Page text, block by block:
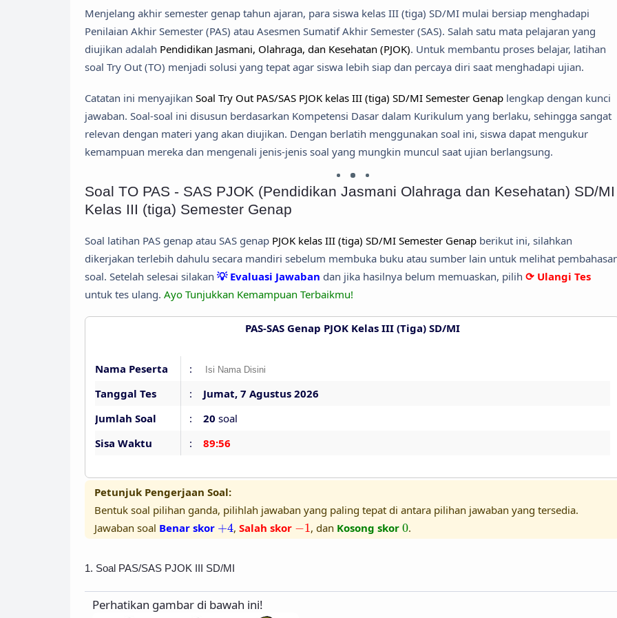
Menjelang akhir semester genap tahun ajaran, para siswa kelas III (tiga) SD/MI mulai bersiap menghadapi
Penilaian Akhir Semester (PAS) atau Asesmen Sumatif Akhir Semester (SAS). Salah satu mata pelajaran yang
diujikan adalah Pendidikan Jasmani, Olahraga, dan Kesehatan (PJOK). Untuk membantu proses belajar, latihan
soal Try Out (TO) menjadi solusi yang tepat agar siswa lebih siap dan percaya diri saat menghadapi ujian.
Catatan ini menyajikan Soal Try Out PAS/SAS PJOK kelas III (tiga) SD/MI Semester Genap lengkap dengan kunci
jawaban. Soal-soal ini disusun berdasarkan Kompetensi Dasar dalam Kurikulum yang berlaku, sehingga sangat
relevan dengan materi yang akan diujikan. Dengan berlatih menggunakan soal ini, siswa dapat mengukur
kemampuan mereka dan mengenali jenis-jenis soal yang mungkin muncul saat ujian berlangsung.
Soal TO PAS - SAS PJOK (Pendidikan Jasmani Olahraga dan Kesehatan) SD/MI
Kelas III (tiga) Semester Genap
Soal latihan PAS genap atau SAS genap PJOK kelas III (tiga) SD/MI Semester Genap berikut ini, silahkan
dikerjakan terlebih dahulu secara mandiri sebelum membuka buku atau sumber lain untuk melihat
soal. Setelah selesai silakan 💡 Evaluasi Jawaban dan jika hasilnya belum memuaskan, pilih ⟳ Ulangi Tes
untuk tes ulang. Ayo Tunjukkan Kemampuan Terbaikmu!
PAS-SAS Genap PJOK Kelas III (Tiga) SD/MI
Nama Peserta
:
Tanggal Tes
: Jumat, 7 Agustus 2026
Jumlah Soal
: 20 soal
Sisa Waktu
: 89:55
Petunjuk Pengerjaan Soal:
Bentuk soal pilihan ganda, pilihlah jawaban yang paling tepat di antara pilihan jawaban yang tersedia.
Jawaban soal Benar skor +4
+ 4 , Salah skor −1
1 , dan Kosong skor 0
0.
1. Soal PAS/SAS PJOK III SD/MI
Perhatikan gambar di bawah ini!